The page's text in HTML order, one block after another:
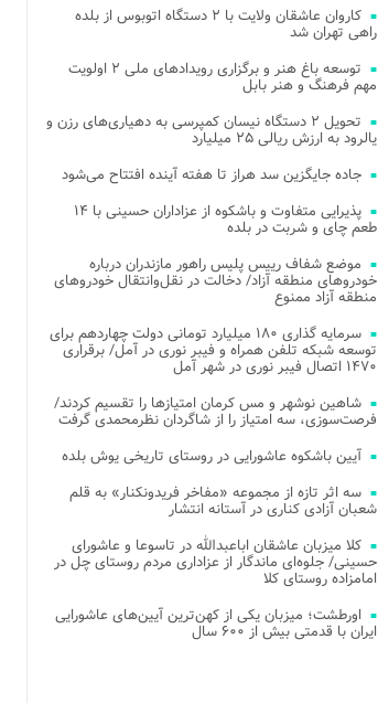
کاروان عاشقان ولایت با ۲ دستگاه اتوبوس از بلده
راهی تهران شد
توسعه باغ هنر و برگزاری رویدادهای ملی ۲ اولویت
مهم فرهنگ و هنر بابل
تحویل ۲ دستگاه نیسان کمپرسی به دهیاری‌های رزن و
یالرود به ارزش ریالی ۲۵ میلیارد
جاده جایگزین سد هراز تا هفته آینده افتتاح می‌شود
پذیرایی متفاوت و باشکوه از عزاداران حسینی با ۱۴
طعم چای و شربت در بلده
موضع شفاف رییس پلیس راهور مازندران درباره
خودروهای منطقه آزاد/ دخالت در نقل‌وانتقال خودروهای
منطقه آزاد ممنوع
سرمایه گذاری ۱۸۰ میلیارد تومانی دولت چهاردهم برای
توسعه شبکه تلفن همراه و فیبر نوری در آمل/ برقراری
۱۴۷۰ اتصال فیبر نوری در شهر آمل
شاهین نوشهر و مس کرمان امتیازها را تقسیم کردند/
فرصت‌سوزی، سه امتیاز را از شاگردان نظرمحمدی گرفت
آیین باشکوه عاشورایی در روستای تاریخی یوش بلده
سه اثر تازه از مجموعه «مفاخر فریدونکنار» به قلم
شعبان آزادی کناری در آستانه انتشار
کلا میزبان عاشقان اباعبدالله در تاسوعا و عاشورای
حسینی/ جلوه‌ای ماندگار از عزاداری مردم روستای چل در
امامزاده روستای کلا
اورطشت؛ میزبان یکی از کهن‌ترین آیین‌های عاشورایی
ایران با قدمتی بیش از ۶۰۰ سال